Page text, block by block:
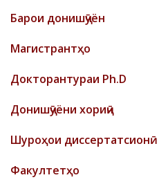
Барои донишҷӯён
Магистрантҳо
Докторантураи Ph.D
Донишҷӯёни хориҷӣ
Шyроҳои диссертатсионӣ
Факултетҳо